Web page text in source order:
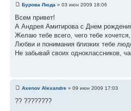
Бурова Люда » 03 июн 2009 18:06
Всем привет!
А Андрея Амитирова с Днем
Желаю тебе всего, чего тебе
Любви и понимания близких тебе
Не забывай своих одноклассников,
Axenov Alexandre » 09 июн 2009 17:03
?? ????????